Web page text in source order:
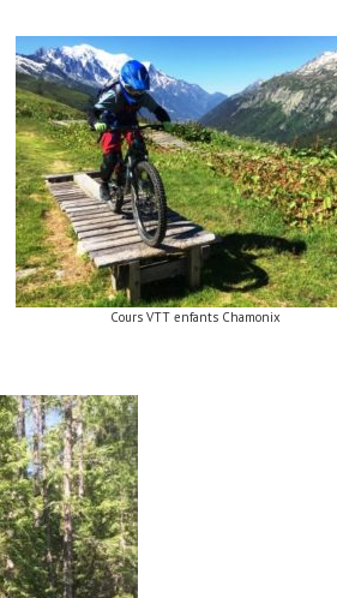
Cours VTT enfants Chamonix